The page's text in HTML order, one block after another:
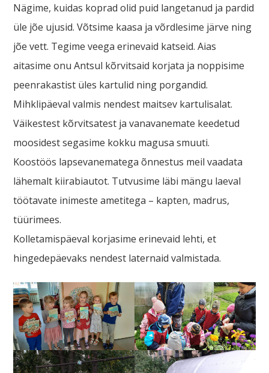
Nägime, kuidas koprad olid puid langetanud ja pardid
üle jõe ujusid. Võtsime kaasa ja võrdlesime järve ning
jõe vett. Tegime veega erinevaid katseid. Aias
aitasime onu Antsul kõrvitsaid korjata ja noppisime
peenrakastist üles kartulid ning porgandid.
Mihklipäeval valmis nendest maitsev kartulisalat.
Väikestest kõrvitsatest ja vanavanemate keedetud
moosidest segasime kokku magusa smuuti.
Koostöös lapsevanematega õnnestus meil vaadata
lähemalt kiirabiautot. Tutvusime läbi mängu laeval
töötavate inimeste ametitega – kapten, madrus,
tüürimees.
Kolletamispäeval korjasime erinevaid lehti, et
hingedepäevaks nendest laternaid valmistada.